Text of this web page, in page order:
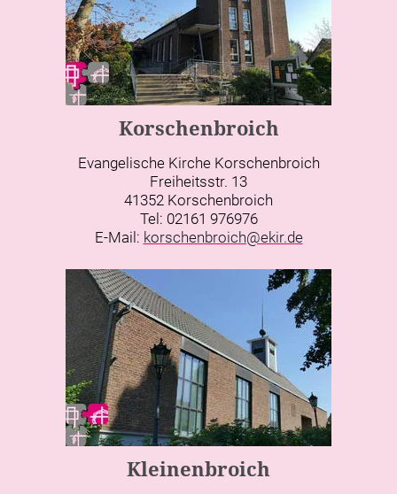
Korschenbroich
Evangelische Kirche Korschenbroich
Freiheitsstr. 13
41352 Korschenbroich
Tel: 02161 976976
E-Mail: korschenbroich@ekir.de
Kleinenbroich